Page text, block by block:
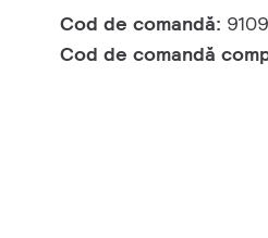
Cod de comandă:
Cod de comandă